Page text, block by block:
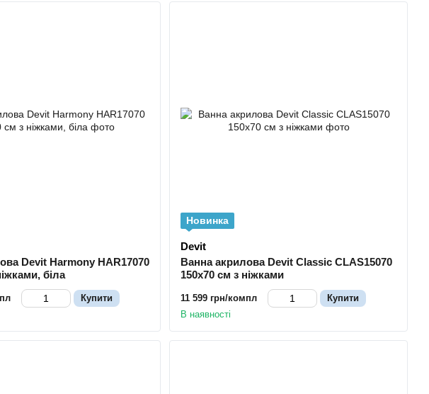
Devit Harmony HAR17070
біла
Купити
Новинка
Devit
Ванна акрилова Devit Classic CLAS15070
150х70 см з ніжками
11 599 грн/компл
Купити
В наявності